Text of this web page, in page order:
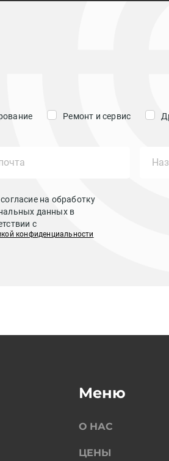
Ремонт и сервис
на обработку
данных в
с
конфиденциальности
Меню
О НАС
ЦЕНЫ